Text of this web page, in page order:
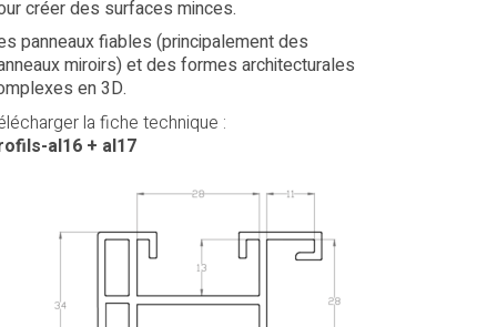
créer des surfaces minces.
panneaux fiables (principalement des
miroirs) et des formes architecturales
en 3D.
la fiche technique :
al16 + al17